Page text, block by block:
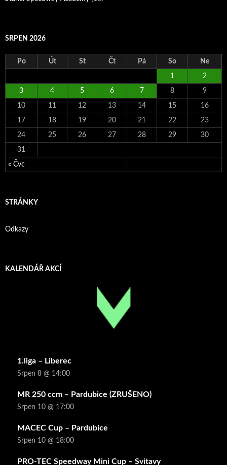
SRPEN 2026
Po Út St Čt Pá So Ne
« Čvc
1 2
3 4 5 6 7 8 9
10 11 12 13 14 15 16
17 18 19 20 21 22 23
24 25 26 27 28 29 30
31
STRÁNKY
Odkazy
KALENDÁŘ AKCÍ
1.liga – Liberec
Srpen 8 @ 14:00
MR 250 ccm – Pardubice (ZRUŠENO)
Srpen 10 @ 17:00
MACEC Cup – Pardubice
Srpen 10 @ 18:00
PRO-TEC Speedway Mini Cup – Svitavy